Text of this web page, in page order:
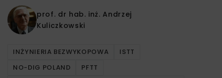
prof. dr hab. inż. Andrzej
Kuliczkowski
INŻYNIERIA BEZWYKOPOWA
ISTT
NO-DIG POLAND
PFTT